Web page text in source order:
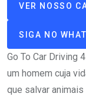
VER NOSSO
SIGA NO
Go To Car Driving
um homem cuja
que salvar